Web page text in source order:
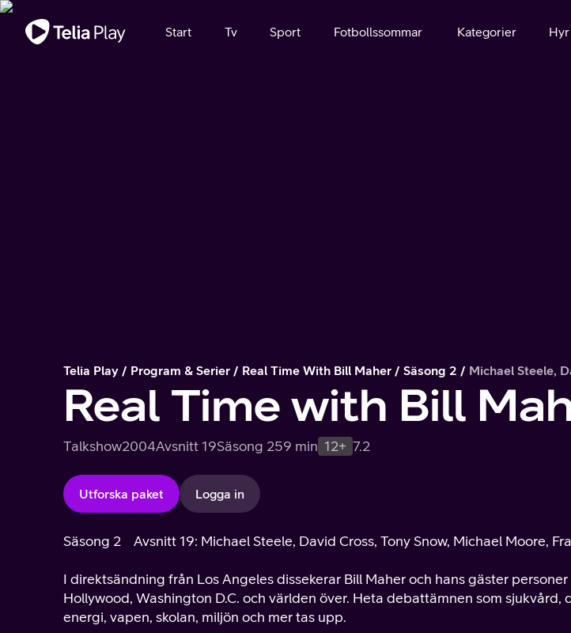
Viktigt meddelande
Start Tv Sport Fotbollssommar Kategorier
Telia Play Program & Serier Real Time With Bill Maher Säsong 2 Michael Steele,
Real Time with Bill
Talkshow2004Avsnitt 19Säsong 259 min 12+ 7.2
Utforska paket Logga in
Säsong 2 Avsnitt 19: Michael Steele, David Cross, Tony Snow, Michael Moore,
I direktsändning från Los Angeles dissekerar Bill Maher och hans gäster
Hollywood, Washington D.C. och världen över. Heta debattämnen som sjukvård,
energi, vapen, skolan, miljön och mer tas upp.